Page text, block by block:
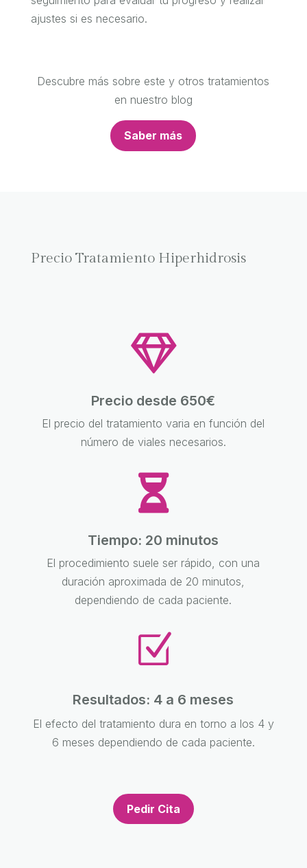
ajustes si es necesario.
Descubre más sobre este y otros tratamientos
en nuestro blog
Saber más
Precio Tratamiento Hiperhidrosis

Precio desde 650€
El precio del tratamiento varia en función del
número de viales necesarios.

Tiempo: 20 minutos
El procedimiento suele ser rápido, con una
duración aproximada de 20 minutos,
dependiendo de cada paciente.
Z
Resultados: 4 a 6 meses
El efecto del tratamiento dura en torno a los 4 y
6 meses dependiendo de cada paciente.
Pedir Cita